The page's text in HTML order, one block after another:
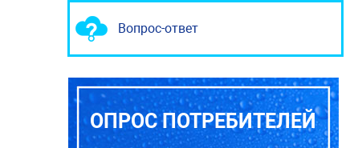
Вопрос-ответ
ОПРОС ПОТРЕБИТЕЛЕЙ